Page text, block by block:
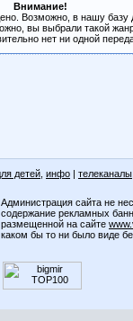
Внимание!
Возможно, в нашу базу
вы выбрали такой
нет ни одной
детей инфо | телеканалы
Администрация сайта не
содержание рекламных
размещенной на сайте
каком бы то ни было виде